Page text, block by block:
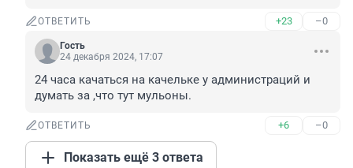
ОТВЕТИТЬ +23 –0
Гость
24 декабря 2024, 17:07
24 часа качаться на качельке у администраций и
думать за ,что тут мульоны.
ОТВЕТИТЬ +6 –0
Показать ещё 3 ответа